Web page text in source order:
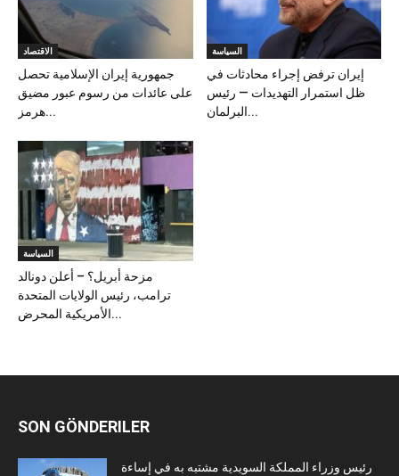
الاقتصاد
جمهورية إيران الإسلامية تحصل
على عائدات من رسوم عبور مضيق
هرمز...
السياسة
إيران ترفض إجراء محادثات في
ظل استمرار التهديدات — رئيس
البرلمان...
السياسة
مزحة أبريل؟ – أعلن دونالد
ترامب، رئيس الولايات المتحدة
الأمريكية المحرض...
SON GÖNDERILER
رئيس وزراء المملكة السويدية مشتبه به في إساءة